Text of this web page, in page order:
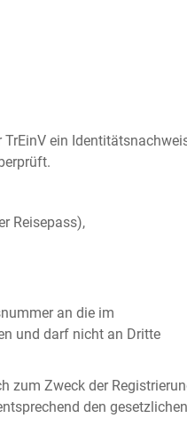
ein
Reisepass),
an die im
und darf nicht an Dritte
zum Zweck der
den gesetzlichen